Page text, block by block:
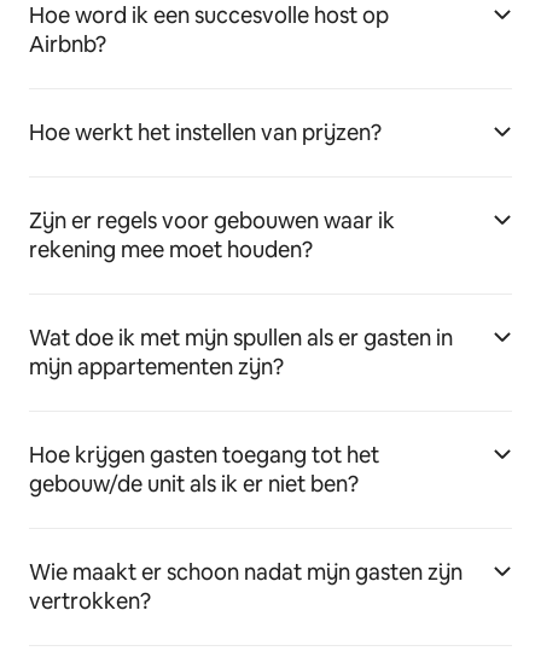
Hoe word ik een succesvolle host op
Airbnb?
Hoe werkt het instellen van prijzen?
Zijn er regels voor gebouwen waar ik
rekening mee moet houden?
Wat doe ik met mijn spullen als er gasten in
mijn appartementen zijn?
Hoe krijgen gasten toegang tot het
gebouw/de unit als ik er niet ben?
Wie maakt er schoon nadat mijn gasten zijn
vertrokken?